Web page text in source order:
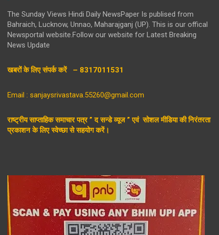
The Sunday Views Hindi Daily NewsPaper Is publised from
Bahraich, Lucknow, Unnao, Maharajganj (UP). This is our offical
Newsportal website.Follow our website for Latest Breaking
News Update
खबरों के लिए संपर्क करें – 8317011531
Email : sanjaysrivastava.55260@gmail.com
राष्ट्रीय साप्ताहिक समाचार पत्र ” द सन्डे व्यूज ” एवं सोशल मीडिया की निरंतरता
प्रकाशन के लिए स्वेच्छा से सहयोग करें।